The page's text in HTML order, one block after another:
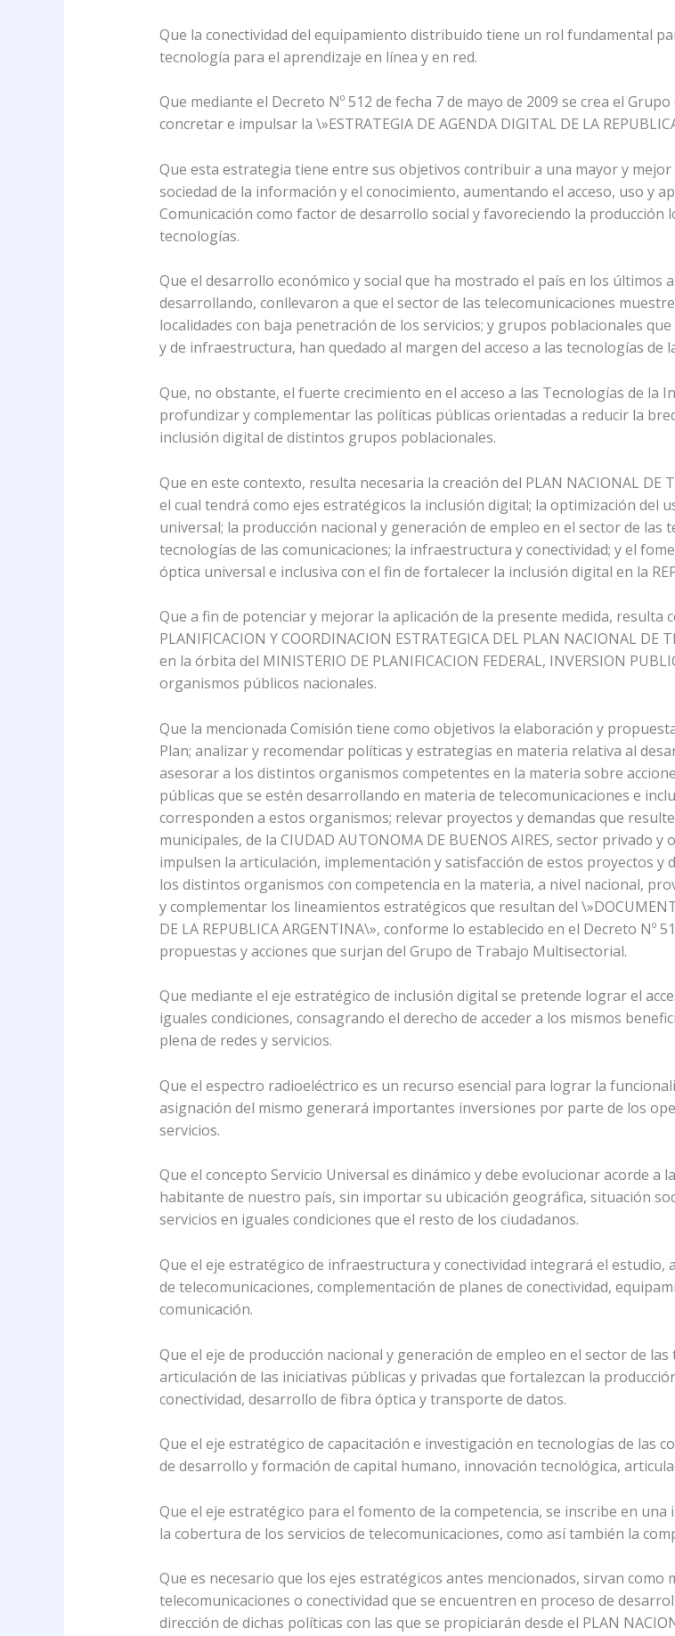
Que la conectividad del equipamiento distribuido tiene un rol fundamental
tecnología para el aprendizaje en línea y en red.
Que mediante el Decreto Nº 512 de fecha 7 de mayo de 2009 se crea el
concretar e impulsar la \»ESTRATEGIA DE AGENDA DIGITAL DE LA
Que esta estrategia tiene entre sus objetivos contribuir a una mayor y mejor
sociedad de la información y el conocimiento, aumentando el acceso, uso y
Comunicación como factor de desarrollo social y favoreciendo la producción
tecnologías.
Que el desarrollo económico y social que ha mostrado el país en los últimos
desarrollando, conllevaron a que el sector de las telecomunicaciones
localidades con baja penetración de los servicios; y grupos poblacionales
y de infraestructura, han quedado al margen del acceso a las tecnologías de
Que, no obstante, el fuerte crecimiento en el acceso a las Tecnologías de la
profundizar y complementar las políticas públicas orientadas a reducir la
inclusión digital de distintos grupos poblacionales.
Que en este contexto, resulta necesaria la creación del PLAN NACIONAL DE
el cual tendrá como ejes estratégicos la inclusión digital; la optimización del
universal; la producción nacional y generación de empleo en el sector de las
tecnologías de las comunicaciones; la infraestructura y conectividad; y el
óptica universal e inclusiva con el fin de fortalecer la inclusión digital en la
Que a fin de potenciar y mejorar la aplicación de la presente medida, resulta
PLANIFICACION Y COORDINACION ESTRATEGICA DEL PLAN NACIONAL DE
en la órbita del MINISTERIO DE PLANIFICACION FEDERAL, INVERSION
organismos públicos nacionales.
Que la mencionada Comisión tiene como objetivos la elaboración y
Plan; analizar y recomendar políticas y estrategias en materia relativa al
asesorar a los distintos organismos competentes en la materia sobre
públicas que se estén desarrollando en materia de telecomunicaciones e
corresponden a estos organismos; relevar proyectos y demandas que
municipales, de la CIUDAD AUTONOMA DE BUENOS AIRES, sector privado
impulsen la articulación, implementación y satisfacción de estos proyectos
los distintos organismos con competencia en la materia, a nivel nacional,
y complementar los lineamientos estratégicos que resultan del
DE LA REPUBLICA ARGENTINA\», conforme lo establecido en el Decreto Nº
propuestas y acciones que surjan del Grupo de Trabajo Multisectorial.
Que mediante el eje estratégico de inclusión digital se pretende lograr el
iguales condiciones, consagrando el derecho de acceder a los mismos
plena de redes y servicios.
Que el espectro radioeléctrico es un recurso esencial para lograr la
asignación del mismo generará importantes inversiones por parte de los
servicios.
Que el concepto Servicio Universal es dinámico y debe evolucionar acorde a
habitante de nuestro país, sin importar su ubicación geográfica, situación
servicios en iguales condiciones que el resto de los ciudadanos.
Que el eje estratégico de infraestructura y conectividad integrará el
de telecomunicaciones, complementación de planes de conectividad,
comunicación.
Que el eje de producción nacional y generación de empleo en el sector de
articulación de las iniciativas públicas y privadas que fortalezcan la
conectividad, desarrollo de fibra óptica y transporte de datos.
Que el eje estratégico de capacitación e investigación en tecnologías de las
de desarrollo y formación de capital humano, innovación tecnológica,
Que el eje estratégico para el fomento de la competencia, se inscribe en
la cobertura de los servicios de telecomunicaciones, como así también la
Que es necesario que los ejes estratégicos antes mencionados, sirvan
telecomunicaciones o conectividad que se encuentren en proceso de
dirección de dichas políticas con las que se propiciarán desde el PLAN